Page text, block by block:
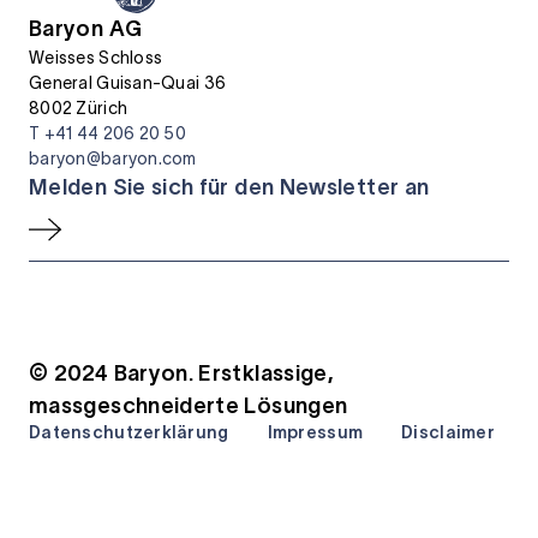
Baryon AG
Weisses Schloss
General Guisan-Quai 36
8002 Zürich
T +41 44 206 20 50
baryon@baryon.com
Melden Sie sich für den Newsletter an
© 2024 Baryon. Erstklassige,
massgeschneiderte Lösungen
Datenschutzerklärung Impressum Disclaimer